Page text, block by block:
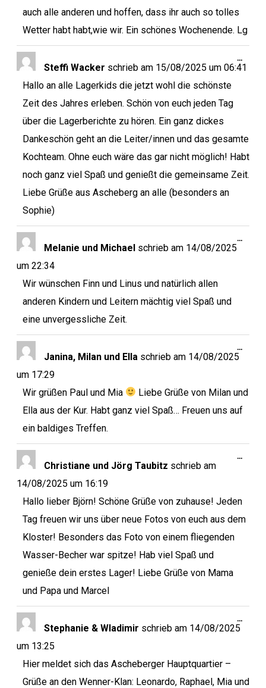
auch alle anderen und hoffen, dass ihr auch so tolles
Wetter habt habt,wie wir. Ein schönes Wochenende. Lg
Steffi Wacker schrieb am15/08/2025 um 06:41
Hallo an alle Lagerkids die jetzt wohl die schönste
Zeit des Jahres erleben. Schön von euch jeden Tag
über die Lagerberichte zu hören. Ein ganz dickes
Dankeschön geht an die Leiter/innen und das gesamte
Kochteam. Ohne euch wäre das gar nicht möglich! Habt
noch ganz viel Spaß und genießt die gemeinsame Zeit.
Liebe Grüße aus Ascheberg an alle (besonders an
Sophie)
…
Melanie und Michael schrieb am14/08/2025
um 22:34
Wir wünschen Finn und Linus und natürlich allen
anderen Kindern und Leitern mächtig viel Spaß und
eine unvergessliche Zeit.
…
Janina, Milan und Ella schrieb am14/08/2025
um 17:29
Wir grüßen Paul und Mia
Liebe Grüße von Milan und
Ella aus der Kur. Habt ganz viel Spaß… Freuen uns auf
ein baldiges Treffen.
…
Christiane und Jörg Taubitz schrieb am
14/08/2025 um 16:19
Hallo lieber Björn! Schöne Grüße von zuhause! Jeden
Tag freuen wir uns über neue Fotos von euch aus dem
Kloster! Besonders das Foto von einem fliegenden
Wasser-Becher war spitze! Hab viel Spaß und
genieße dein erstes Lager! Liebe Grüße von Mama
und Papa und Marcel
…
Stephanie & Wladimir schrieb am14/08/2025
um 13:25
Hier meldet sich das Ascheberger Hauptquartier –
Grüße an den Wenner-Klan: Leonardo, Raphael, Mia und
…